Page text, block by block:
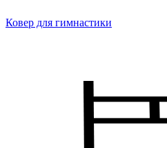
Ковер для гимнастики